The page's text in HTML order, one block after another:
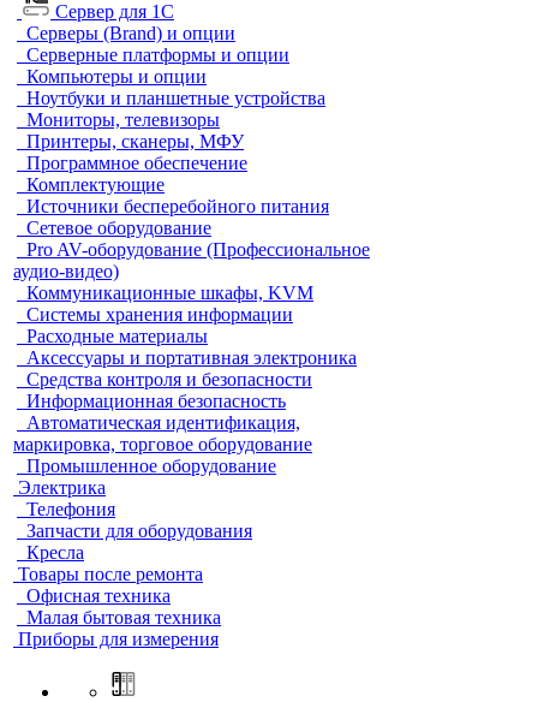
Сервер для 1С
Серверы (Brand) и опции
Серверные платформы и опции
Компьютеры и опции
Ноутбуки и планшетные устройства
Мониторы, телевизоры
Принтеры, сканеры, МФУ
Программное обеспечение
Комплектующие
Источники бесперебойного питания
Сетевое оборудование
Pro AV-оборудование (Профессиональное
аудио-видео)
Коммуникационные шкафы, KVM
Системы хранения информации
Расходные материалы
Аксессуары и портативная электроника
Средства контроля и безопасности
Информационная безопасность
Автоматическая идентификация,
маркировка, торговое оборудование
Промышленное оборудование
Электрика
Телефония
Запчасти для оборудования
Кресла
Товары после ремонта
Офисная техника
Малая бытовая техника
Приборы для измерения